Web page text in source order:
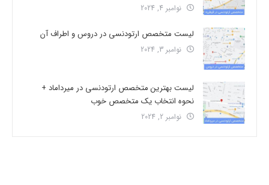
نوامبر 4, 2024
لیست متخصص ارتودنسی در دروس و اطراف آن
نوامبر 3, 2024
لیست بهترین متخصص ارتودنسی در میرداماد +
نحوه انتخاب یک متخصص خوب
نوامبر 2, 2024